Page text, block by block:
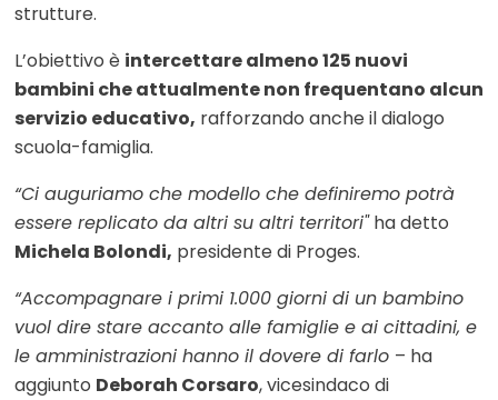
strutture.
L’obiettivo è intercettare almeno 125 nuovi
bambini che attualmente non frequentano alcun
servizio educativo, rafforzando anche il dialogo
scuola-famiglia.
“Ci auguriamo che modello che definiremo potrà
essere replicato da altri su altri territori"ha detto
Michela Bolondi, presidente di Proges.
“Accompagnare i primi 1.000 giorni di un bambino
vuol dire stare accanto alle famiglie e ai cittadini, e
le amministrazioni hanno il dovere di farlo – ha
aggiunto Deborah Corsaro, vicesindaco di